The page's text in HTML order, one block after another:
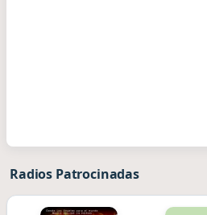
Radios Patrocinadas